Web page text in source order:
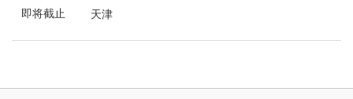
即将截止
天津